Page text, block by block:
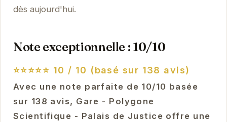
dès aujourd'hui.
Note exceptionnelle : 10/10
⭐⭐⭐⭐⭐ 10 / 10 (basé sur 138 avis)
Avec une note parfaite de 10/10 basée
sur 138 avis, Gare - Polygone
Scientifique - Palais de Justice offre une